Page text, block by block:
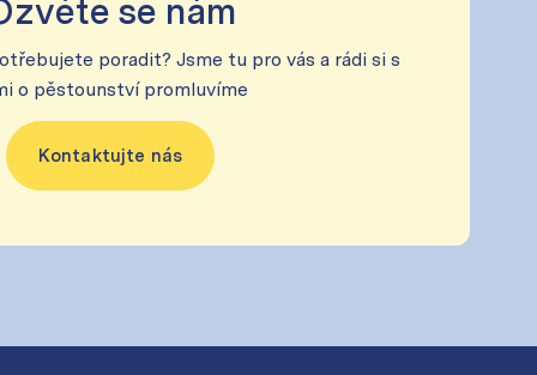
se nám
poradit? Jsme tu pro vás a rádi si s
o pěstounství promluvíme
Kontaktujte nás